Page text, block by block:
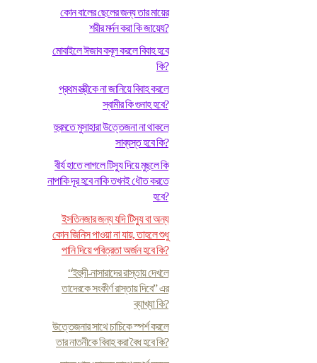
কোন বালের ছেলের জন্য তার মায়ের
শরীর মর্দন করা কি জায়েয?
মোবাইলে ঈজাব কবূল করলে বিবাহ হবে
কি?
প্রথম স্ত্রীকে না জানিয়ে বিবাহ করলে
স্বামীর কি গুনাহ হবে?
হুরমতে মুসাহারা উত্তেজনা না থাকলে
সাব্যস্ত হবে কি?
বীর্য হাতে লাগলে টিস্যু দিয়ে মুছলে কি
নাপাকি দূর হবে নাকি তখনই ধৌত করতে
হবে?
ইসতিনজার জন্য যদি টিস্যু বা অন্য
কোন জিনিস পাওয়া না যায়, তাহলে শুধু
পানি দিয়ে পবিত্রতা অর্জন হবে কি?
“ইহুদী-নাসারাদের রাস্তায় দেখলে
তাদেরকে সংকীর্ণ রাস্তায় দিবে” এর
ব্যাখ্যা কি?
উত্তেজনার সাথে চাচিকে স্পর্শ করলে
তার নাতনীকে বিবাহ করা বৈধ হবে কি?